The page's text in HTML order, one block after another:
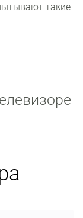
такие
блок
Она не